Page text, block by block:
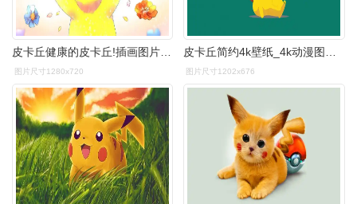
图片尺寸1280x720 图片尺寸1202x676